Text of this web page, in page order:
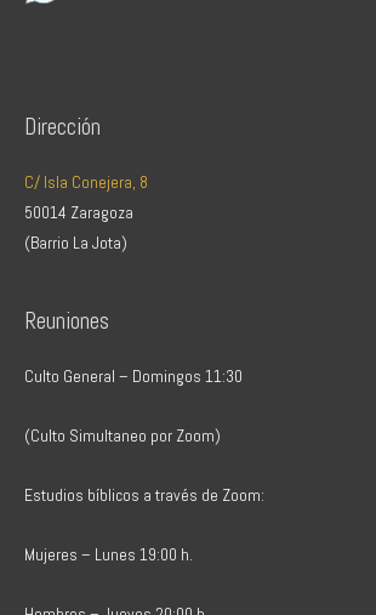
Dirección
C/ Isla Conejera, 8
50014 Zaragoza
(Barrio La Jota)
Reuniones
Culto General – Domingos 11:30
(Culto Simultaneo por Zoom)
Estudios bíblicos a través de Zoom:
Mujeres – Lunes 19:00 h.